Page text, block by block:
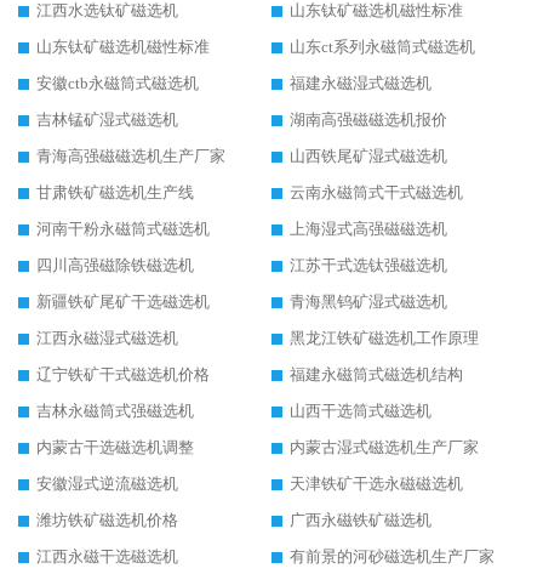
江西水选钛矿磁选机
山东钛矿磁选机磁性标准
山东钛矿磁选机磁性标准
山东ct系列永磁筒式磁选机
安徽ctb永磁筒式磁选机
福建永磁湿式磁选机
吉林锰矿湿式磁选机
湖南高强磁磁选机报价
青海高强磁磁选机生产厂家
山西铁尾矿湿式磁选机
甘肃铁矿磁选机生产线
云南永磁筒式干式磁选机
河南干粉永磁筒式磁选机
上海湿式高强磁磁选机
四川高强磁除铁磁选机
江苏干式选钛强磁选机
新疆铁矿尾矿干选磁选机
青海黑钨矿湿式磁选机
江西永磁湿式磁选机
黑龙江铁矿磁选机工作原理
辽宁铁矿干式磁选机价格
福建永磁筒式磁选机结构
吉林永磁筒式强磁选机
山西干选筒式磁选机
内蒙古干选磁选机调整
内蒙古湿式磁选机生产厂家
安徽湿式逆流磁选机
天津铁矿干选永磁磁选机
潍坊铁矿磁选机价格
广西永磁铁矿磁选机
江西永磁干选磁选机
有前景的河砂磁选机生产厂家